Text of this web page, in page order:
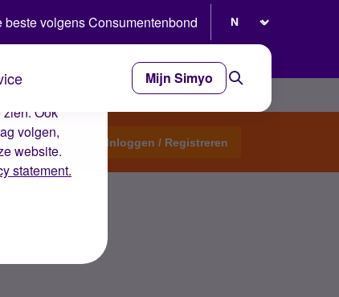
op de
Ook
volgen,
website.
statement.
beste volgens Consumentenbond
Mijn Simyo
een topic Inloggen / Registreren